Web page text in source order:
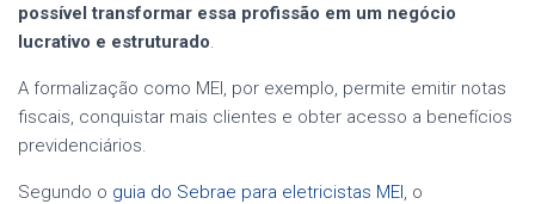
possível transformar essa profissão em um negócio
lucrativo e estruturado.
A formalização como MEI, por exemplo, permite emitir notas
fiscais, conquistar mais clientes e obter acesso a benefícios
previdenciários.
Segundo o guia do Sebrae para eletricistas MEI, o